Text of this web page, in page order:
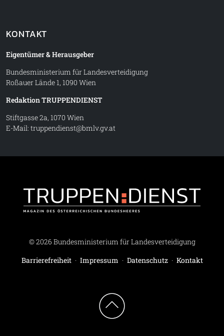
KONTAKT
Eigentümer & Herausgeber
Bundesministerium für Landesverteidigung
Roßauer Lände 1, 1090 Wien
Redaktion TRUPPENDIENST
Stiftgasse 2a, 1070 Wien
E-Mail: truppendienst@bmlv.gv.at
© 2026 Bundesministerium für Landesverteidigung
Barrierefreiheit · Impressum · Datenschutz · Kontakt